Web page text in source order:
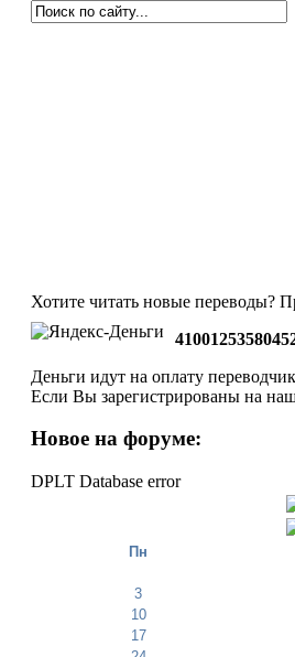
Хотите читать новые переводы?
Деньги идут на оплату
Если Вы зарегистрированы на
Новое на форуме:
DPLT Database error
Пн
3
10
17